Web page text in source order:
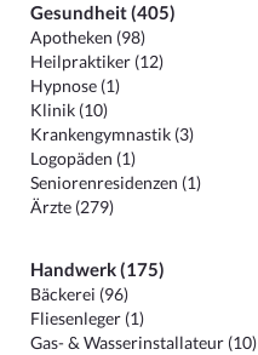
Gesundheit (405)
Apotheken (98)
Heilpraktiker (12)
Hypnose (1)
Klinik (10)
Krankengymnastik (3)
Logopäden (1)
Seniorenresidenzen (1)
Ärzte (279)
Handwerk (175)
Bäckerei (96)
Fliesenleger (1)
Gas- & Wasserinstallateur (10)